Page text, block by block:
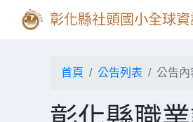
彰化縣社頭國小全球資
首頁 公告列表 公告內